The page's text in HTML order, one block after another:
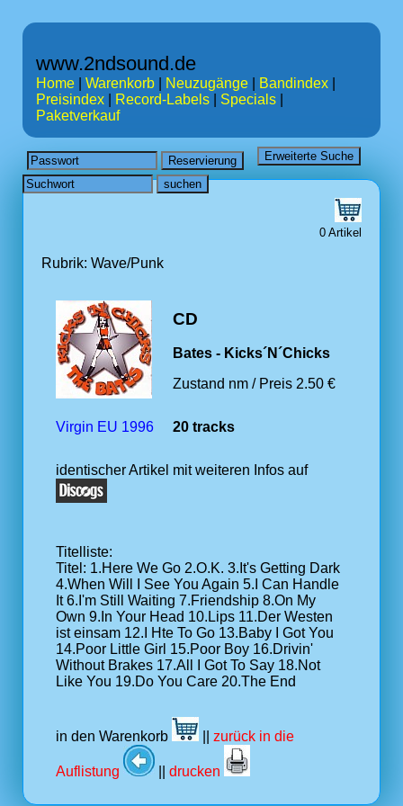
www.2ndsound.de
Home Warenkorb Neuzugänge Bandindex
Preisindex
Record-Labels Specials
Paketverkauf
0 Artikel
Rubrik: Wave/Punk
CD
Bates - Kicks´N´Chicks
Zustand nm / Preis 2.50 €
Virgin EU 1996 20 tracks
identischer Artikel mit weiteren Infos auf
Titelliste:
Titel: 1.Here We Go 2.O.K. 3.It's Getting Dark
4.When Will I See You Again 5.I Can Handle
It 6.I'm Still Waiting 7.Friendship 8.On My
Own 9.In Your Head 10.Lips 11.Der Westen
ist einsam 12.I Hte To Go 13.Baby I Got You
14.Poor Little Girl 15.Poor Boy 16.Drivin'
Without Brakes 17.All I Got To Say 18.Not
Like You 19.Do You Care 20.The End
in den Warenkorb zurück in die
Auflistung drucken